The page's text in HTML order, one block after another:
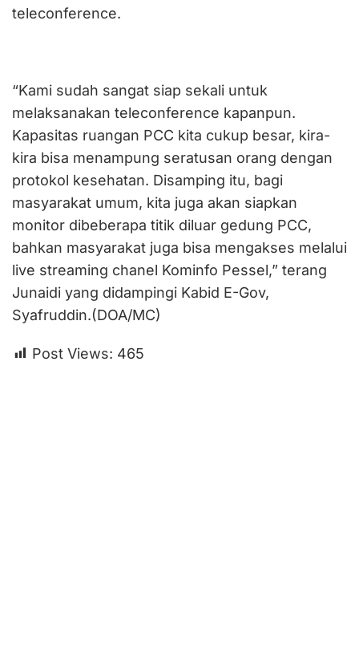
teleconference.
“Kami sudah sangat siap sekali untuk
melaksanakan teleconference kapanpun.
Kapasitas ruangan PCC kita cukup besar, kira-
kira bisa menampung seratusan orang dengan
protokol kesehatan. Disamping itu, bagi
masyarakat umum, kita juga akan siapkan
monitor dibeberapa titik diluar gedung PCC,
bahkan masyarakat juga bisa mengakses melalui
live streaming chanel Kominfo Pessel,” terang
Junaidi yang didampingi Kabid E-Gov,
Syafruddin.(DOA/MC)
Post Views: 465